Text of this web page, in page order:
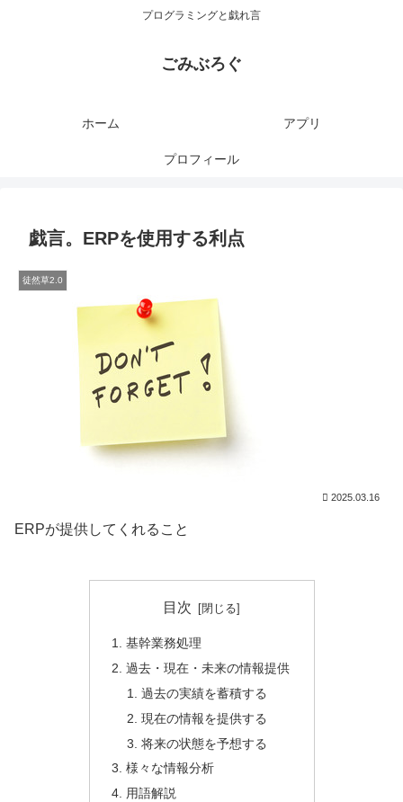
プログラミングと戯れ言
ごみぶろぐ
ホーム アプリ
プロフィール
戯言。ERPを使用する利点
徒然草2.0
2025.03.16
ERPが提供してくれること
目次
基幹業務処理
過去・現在・未来の情報提供
過去の実績を蓄積する
現在の情報を提供する
将来の状態を予想する
様々な情報分析
用語解説